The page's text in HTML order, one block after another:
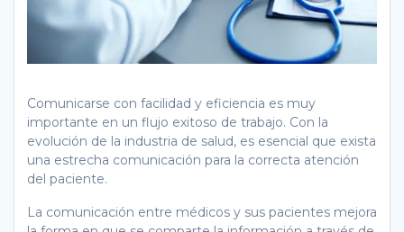
Comunicarse con facilidad y eficiencia es muy
importante en un flujo exitoso de trabajo. Con la
evolución de la industria de salud, es esencial que exista
una estrecha comunicación para la correcta atención
del paciente.
La comunicación entre médicos y sus pacientes mejora